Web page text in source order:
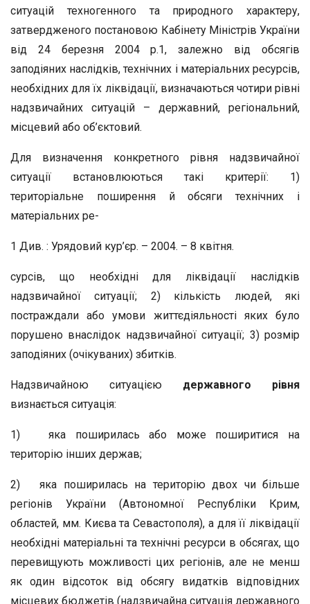
ситуацій техногенного та природного характеру,
затвердженого постановою Кабінету Міністрів України
від 24 березня 2004 р.1, залежно від обсягів
заподіяних наслідків, технічних і матеріальних ресурсів,
необхідних для їх ліквідації, визначаються чотири рівні
надзвичайних ситуацій – державний, регіональний,
місцевий або об’єктовий.
Для визначення конкретного рівня надзвичайної
ситуації встановлюються такі критерії: 1)
територіальне поширення й обсяги технічних і
матеріальних ре-
1 Див. : Урядовий кур’єр. – 2004. – 8 квітня.
сурсів, що необхідні для ліквідації наслідків
надзвичайної ситуації; 2) кількість людей, які
постраждали або умови життєдіяльності яких було
порушено внаслідок надзвичайної ситуації; 3) розмір
заподіяних (очікуваних) збитків.
Надзвичайною ситуацією державного рівня
визнається ситуація:
1) яка поширилась або може поширитися на
територію інших держав;
2) яка поширилась на територію двох чи більше
регіонів України (Автономної Республіки Крим,
областей, мм. Києва та Севастополя), а для її ліквідації
необхідні матеріальні та технічні ресурси в обсягах, що
перевищують можливості цих регіонів, але не менш
як один відсоток від обсягу видатків відповідних
місцевих бюджетів (надзвичайна ситуація державного